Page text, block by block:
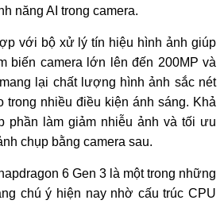
năng AI trong camera.
với bộ xử lý tín hiệu hình ảnh giúp
biến camera lớn lên đến 200MP và
lại chất lượng hình ảnh sắc nét
trong nhiều điều kiện ánh sáng. Khả
phần làm giảm nhiễu ảnh và tối ưu
chụp bằng camera sau.
6 Gen 3 là một trong những
chú ý hiện nay nhờ cấu trúc CPU